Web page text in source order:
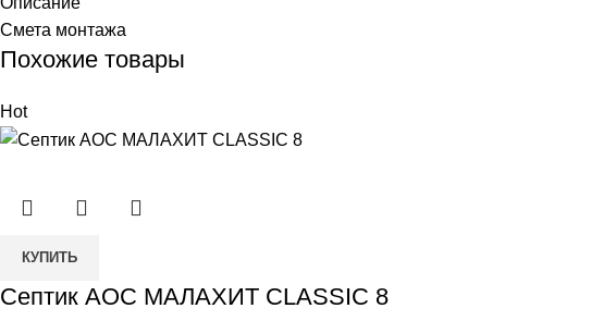
Смета монтажа
Похожие товары
Hot
Количество
Септик
КУПИТЬ
Септик АОС МАЛАХИТ CLASSIC 8